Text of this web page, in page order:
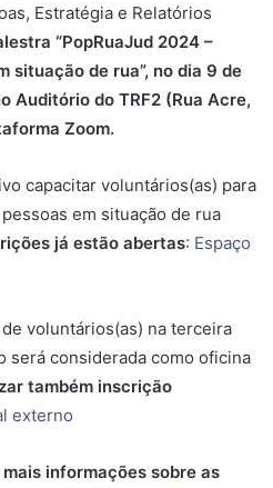
Estratégia e Relatórios
“PopRuaJud 2024 –
situação de rua”, no dia 9 de
Auditório do TRF2 (Rua Acre,
Zoom.
capacitar voluntários(as) para
em situação de rua
já estão abertas: Espaço
voluntários(as) na terceira
será considerada como oficina
também inscrição
externo
informações sobre as